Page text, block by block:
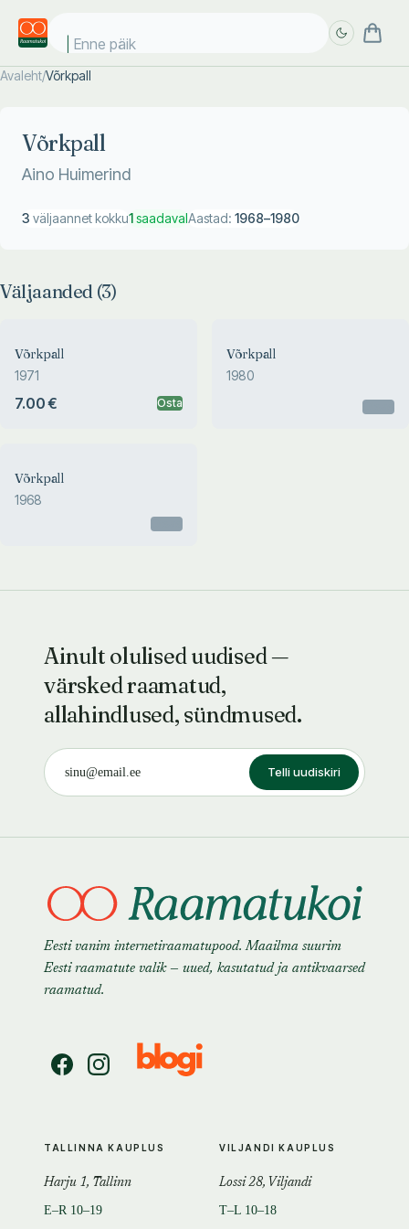
Enne päike
Avaleht/Võrkpall
Võrkpall
Aino Huimerind
3 väljaannet kokku1saadavalAastad: 1968–1980
Väljaanded (3)
Võrkpall
1971
7.00 € Osta
Võrkpall
1980
Võrkpall
1968
Ainult olulised uudised —
värsked raamatud,
allahindlused, sündmused.
Telli uudiskiri
Eesti vanim internetiraamatupood. Maailma suurim
Eesti raamatute valik — uued, kasutatud ja antikvaarsed
raamatud.
TALLINNA KAUPLUS
Harju 1, Tallinn
E–R 10–19
VILJANDI KAUPLUS
Lossi 28, Viljandi
T–L 10–18